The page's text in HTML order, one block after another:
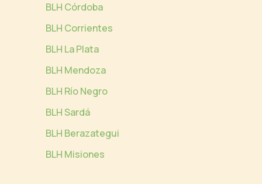
BLH Córdoba
BLH Corrientes
BLH La Plata
BLH Mendoza
BLH Río Negro
BLH Sardá
BLH Berazategui
BLH Misiones